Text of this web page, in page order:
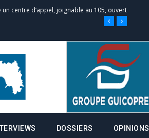
: fin des campagnes ce jeudi 28 mai à
la délivrance de la fiche de procuration
des Commissions Administratives de
DOSSIERS OPINIONS